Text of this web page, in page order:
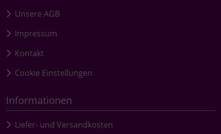
Unsere AGB
Impressum
Kontakt
Cookie Einstellungen
Informationen
Liefer- und Versandkosten